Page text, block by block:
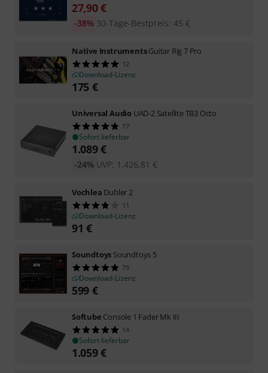
27,90€
30-Tage-Bestpreis: 45 €
-38%
Native InstrumentsGuitar Rig 7 Pro
12
Download-Lizenz
175 €
Universal Audio UAD-2 Satellite TB3 Octo
77
Sofort lieferbar
1.089€
UVP: 1.426,81 €
-24%
Vochlea Dubler 2
11
Download-Lizenz
91 €
Soundtoys Soundtoys 5
79
Download-Lizenz
599 €
Softube Console 1 Fader Mk III
14
Sofort lieferbar
1.059€